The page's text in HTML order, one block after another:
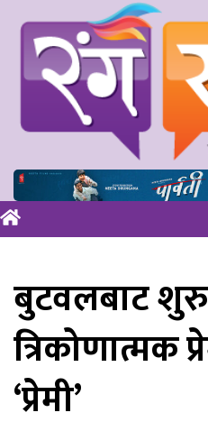
बुटवलबाट
त्रिकोणात्मक
‘प्रेमी’